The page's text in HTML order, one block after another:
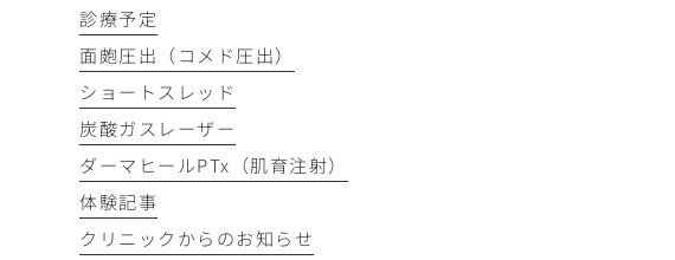
診療予定
面皰圧出（コメド圧出）
ショートスレッド
炭酸ガスレーザー
ダーマヒールPTx（肌育注射）
体験記事
クリニックからのお知らせ